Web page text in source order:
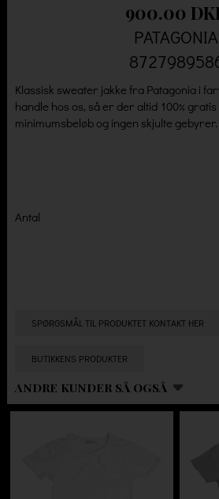
900.00
PATAGONIA
Klassisk sweater jakke fra Patagonia i
handle hos os, så er der altid 100%
minimumsbeløb og ingen skjulte gebyrer.
Antal
SPØRGSMÅL TIL PRODUKTET KONTAKT HER
BUTIKKENS PRODUKTER
ANDRE KUNDER SÅ OGSÅ